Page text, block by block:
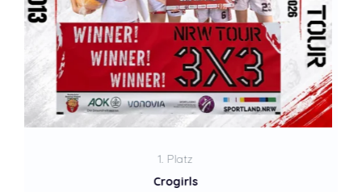
NEG Korbt
2. Platz